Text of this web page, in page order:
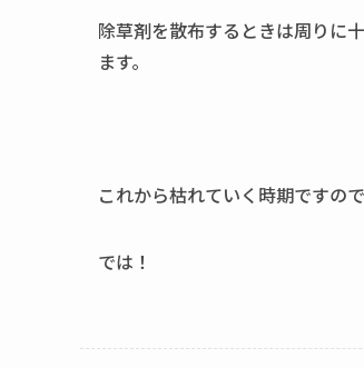
除草剤を散布するときは周りに
ます。
これから枯れていく時期ですの
では！